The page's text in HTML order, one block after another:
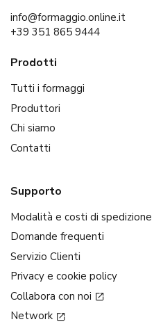
info@formaggio.online.it
+39 351 865 9444
Prodotti
Tutti i formaggi
Produttori
Chi siamo
Contatti
Supporto
Modalità e costi di spedizione
Domande frequenti
Servizio Clienti
Privacy e cookie policy
Collabora con noi
Network